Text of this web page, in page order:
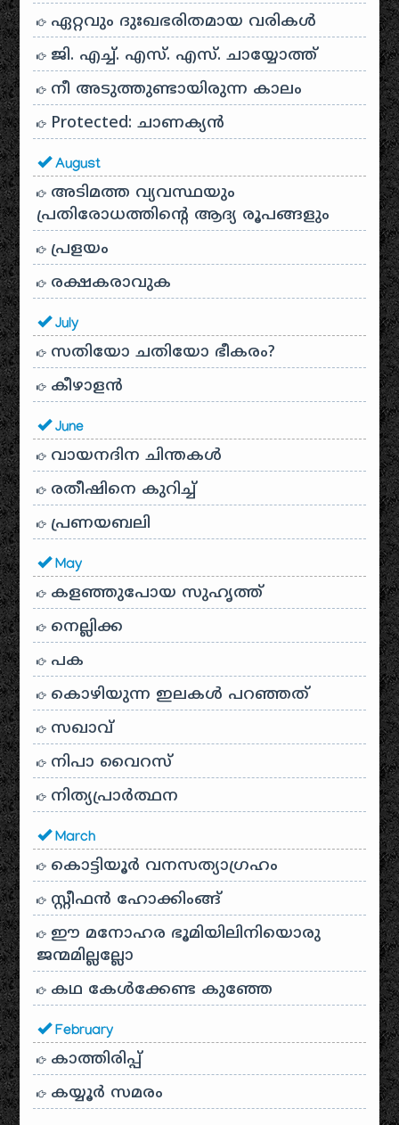
ഏറ്റവും ദുഃഖഭരിതമായ വരികൾ
ജി. എച്ച്. എസ്. എസ്. ചായ്യോത്ത്
നീ അടുത്തുണ്ടായിരുന്ന കാലം
Protected: ചാണക്യന്‍
August
അടിമത്ത വ്യവസ്ഥയും
പ്രതിരോധത്തിന്റെ ആദ്യ രൂപങ്ങളും
പ്രളയം
രക്ഷകരാവുക
July
സതിയോ ചതിയോ ഭീകരം?
കീഴാളന്‍
June
വായനദിന ചിന്തകൾ
രതീഷിനെ കുറിച്ച്
പ്രണയബലി
May
കളഞ്ഞുപോയ സുഹൃത്ത്
നെല്ലിക്ക
പക
കൊഴിയുന്ന ഇലകൾ പറഞ്ഞത്
സഖാവ്
നിപാ വൈറസ്
നിത്യപ്രാർത്ഥന
March
കൊട്ടിയൂർ വനസത്യാഗ്രഹം
സ്റ്റീഫൻ ഹോക്കിംങ്ങ്
ഈ മനോഹര ഭൂമിയിലിനിയൊരു
ജന്മമില്ലല്ലോ
കഥ കേൾക്കേണ്ട കുഞ്ഞേ
February
കാത്തിരിപ്പ്
കയ്യൂർ സമരം